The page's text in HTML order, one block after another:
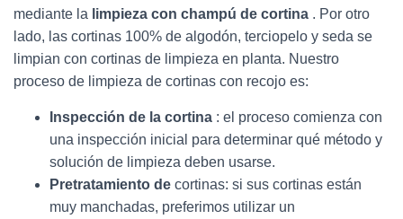
mediante la limpieza con champú de cortina . Por otro
lado, las cortinas 100% de algodón, terciopelo y seda se
limpian con cortinas de limpieza en planta. Nuestro
proceso de limpieza de cortinas con recojo es:
Inspección de la cortina : el proceso comienza con
una inspección inicial para determinar qué método y
solución de limpieza deben usarse.
Pretratamiento de cortinas: si sus cortinas están
muy manchadas, preferimos utilizar un